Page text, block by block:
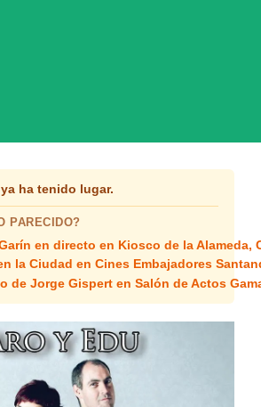
ha tenido lugar.
PARECIDO?
en directo en Kiosco de la Alameda,
la Ciudad en Cines Embajadores
de Jorge Gispert en Salón de Actos